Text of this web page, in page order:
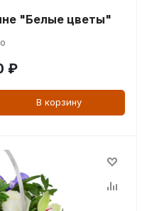
"Белые цветы"
₽
В корзину